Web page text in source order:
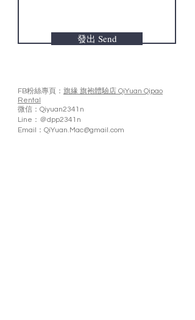
FB粉絲專頁： 旗緣 旗袍體驗店 QiYuan Qipao
Rental
微信：Qiyuan2341n
Line：＠dpp2341n
Email： QiYuan.Mac@gmail.com
發出 Send